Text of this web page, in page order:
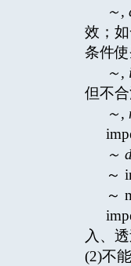
～,
效；
条件使
～,
但不合
～,
～
～
～
入、
(2)不